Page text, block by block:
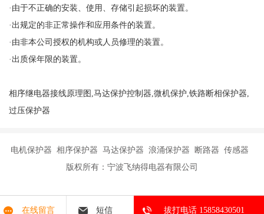
·由于不正确的安装、使用、存储引起损坏的装置。
·出规定的非正常操作和应用条件的装置。
·由非本公司授权的机构或人员修理的装置。
·出质保年限的装置。
相序继电器接线原理图,马达保护控制器,微机保护,铁路断相保护器,
过压保护器
电机保护器 相序保护器 马达保护器 浪涌保护器 断路器 传感器
版权所有：宁波飞纳得电器有限公司
在线留言 短信 拔打电话 15858430501